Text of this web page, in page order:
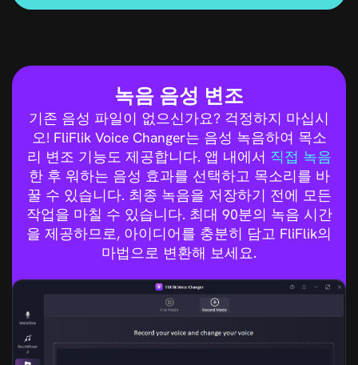
녹음 음성 변조
기존 음성 파일이 없으신가요? 걱정하지 마십시
오! FliFlik Voice Changer는 음성 녹음하여 목소
리 변조 기능도 제공합니다. 앱 내에서 직접 녹음
한 후 워하는 음성 효과를 선택하고 목소리를 바
꿀 수 있습니다. 최종 녹음을 저장하기 전에 모든
작업을 마칠 수 있습니다. 최대 90분의 녹음 시간
을 제공하므로, 아이디어를 충분히 담고 FliFlik의
마법으로 변환해 보세요.